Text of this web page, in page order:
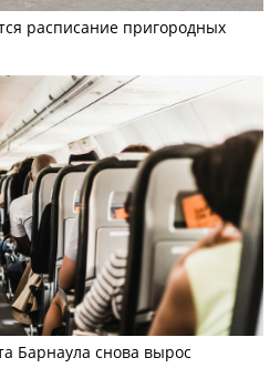
расписание пригородных
Барнаула снова вырос